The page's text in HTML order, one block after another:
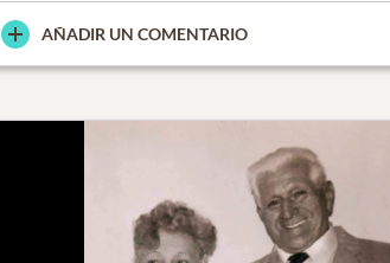
AÑADIR UN COMENTARIO